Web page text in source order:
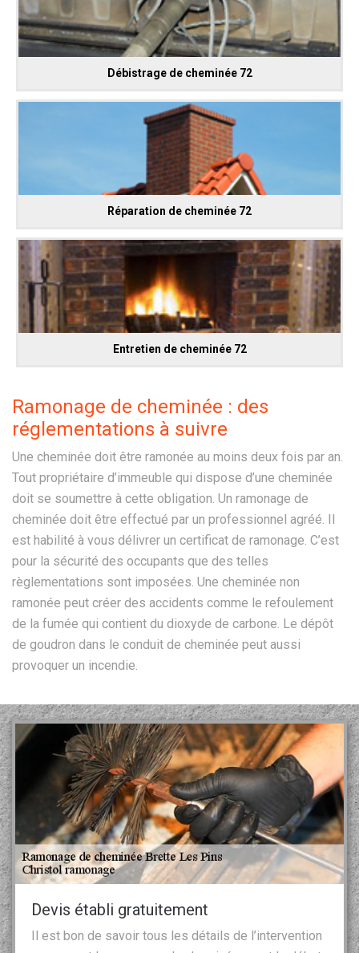
Débistrage de cheminée 72
Réparation de cheminée 72
Entretien de cheminée 72
Ramonage de cheminée : des
réglementations à suivre
Une cheminée doit être ramonée au moins deux fois par an.
Tout propriétaire d’immeuble qui dispose d’une cheminée
doit se soumettre à cette obligation. Un ramonage de
cheminée doit être effectué par un professionnel agréé. Il
est habilité à vous délivrer un certificat de ramonage. C’est
pour la sécurité des occupants que des telles
règlementations sont imposées. Une cheminée non
ramonée peut créer des accidents comme le refoulement
de la fumée qui contient du dioxyde de carbone. Le dépôt
de goudron dans le conduit de cheminée peut aussi
provoquer un incendie.
Devis établi gratuitement
Il est bon de savoir tous les détails de l’intervention